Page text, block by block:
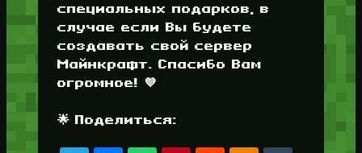
специальных подарков, в
случае если Вы будете
создавать свой сервер
Майнкрафт. Спасибо Вам
огромное! 💜
🌟 Поделиться: